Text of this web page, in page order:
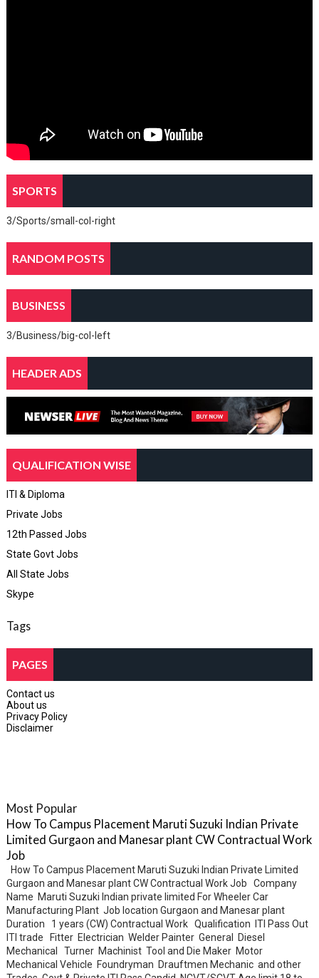
SPORTS
3/Sports/small-col-right
RANDOM POSTS
BUSINESS
3/Business/big-col-left
HEADER ADS
QUALIFICATION WISE
ITI & Diploma
Private Jobs
12th Passed Jobs
State Govt Jobs
All State Jobs
Skype
Tags
PAGES
Contact us
About us
Privacy Policy
Disclaimer
Most Popular
How To Campus Placement Maruti Suzuki Indian Private
Limited Gurgaon and Manesar plant CW Contractual Work
Job
How To Campus Placement Maruti Suzuki Indian Private Limited
Gurgaon and Manesar plant CW Contractual Work Job Company
Name Maruti Suzuki Indian private limited For Wheeler Car
Manufacturing Plant Job location Gurgaon and Manesar plant
Duration 1 years (CW) Contractual Work Qualification ITI Pass Out
ITI trade Fitter Electrician Welder Painter General Diesel
Mechanical Turner Machinist Tool and Die Maker Motor
Mechanical Vehicle Foundryman Drauftmen Mechanic and other